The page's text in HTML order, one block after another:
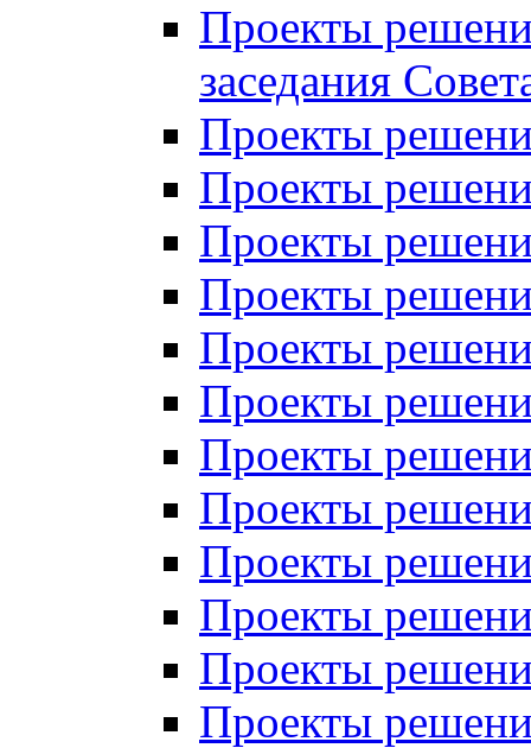
Проекты
заседания
Проекты
Проекты
Проекты
Проекты
Проекты
Проекты
Проекты
Проекты
Проекты
Проекты
Проекты
Проекты